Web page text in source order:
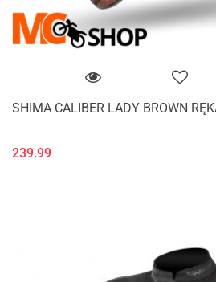
SHIMA CALIBER LADY BROWN
239.99